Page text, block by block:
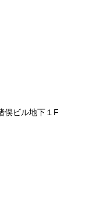
ビル地下１F